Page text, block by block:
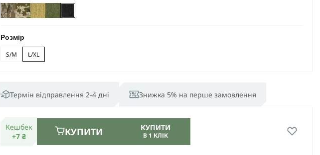
Розмір
S/M L/XL
Термін відправлення 2-4 дні Знижка 5% на перше замовлення
Кешбек
+7 ₴
КУПИТИ КУПИТИ
В 1 КЛІК